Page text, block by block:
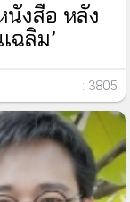
งสือ หลัง
ฉลิม’
: 3805